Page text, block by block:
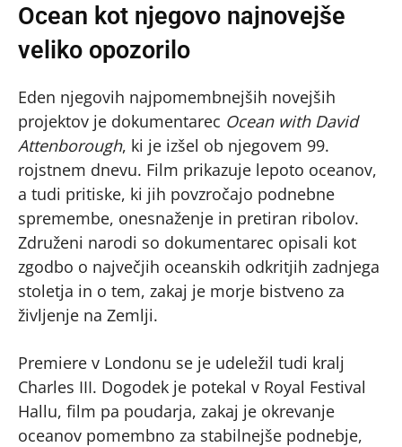
Ocean kot njegovo najnovejše
veliko opozorilo
Eden njegovih najpomembnejših novejših
projektov je dokumentarec Ocean with David
Attenborough, ki je izšel ob njegovem 99.
rojstnem dnevu. Film prikazuje lepoto oceanov,
a tudi pritiske, ki jih povzročajo podnebne
spremembe, onesnaženje in pretiran ribolov.
Združeni narodi so dokumentarec opisali kot
zgodbo o največjih oceanskih odkritjih zadnjega
stoletja in o tem, zakaj je morje bistveno za
življenje na Zemlji.
Premiere v Londonu se je udeležil tudi kralj
Charles III. Dogodek je potekal v Royal Festival
Hallu, film pa poudarja, zakaj je okrevanje
oceanov pomembno za stabilnejše podnebje,